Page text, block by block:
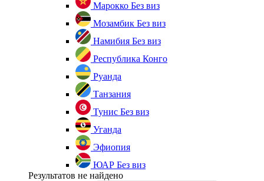
Марокко Без виз
Мозамбик Без виз
Намибия Без виз
Республика Конго
Руанда
Танзания
Тунис Без виз
Уганда
Эфиопия
ЮАР Без виз
Результатов не найдено